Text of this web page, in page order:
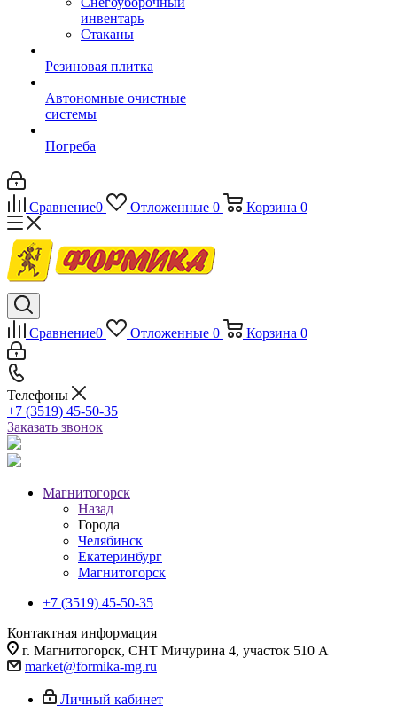
инвентарь
Стаканы
Резиновая плитка
Автономные очистные
системы
Погреба
Сравнение0 Отложенные 0 Корзина 0
Сравнение0 Отложенные 0 Корзина 0
Телефоны
+7 (3519) 45-50-35
Заказать звонок
Магнитогорск
Назад
Города
Челябинск
Екатеринбург
Магнитогорск
+7 (3519) 45-50-35
Контактная информация
г. Магнитогорск, СНТ Мичурина 4, участок 510 А
market@formika-mg.ru
Личный кабинет